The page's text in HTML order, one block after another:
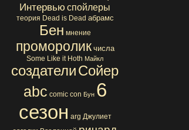
Интервью спойлеры
теория Dead is Dead абрамс
Бен мнение
проморолик числа
Some Like it Hoth Майкл
создателиСойер
abc comic con Бун 6
сезон arg Джулиет